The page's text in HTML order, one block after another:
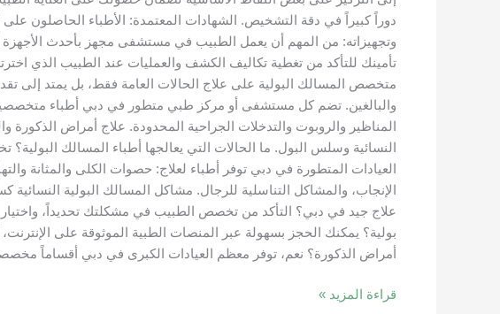
دوراً كبيراً في دقة التشخيص. الشهادات المعتمدة: الأطباء الحاصلون
وتجهيزاته: من المهم أن يعمل الطبيب في مستشفى مجهز بأحدث الأجهزة
تأمينك للتأكد من تغطية تكاليف الكشف والعمليات عند الطبيب الذي
متخصص المسالك البولية على علاج الحالات العامة فقط، بل يمتد إلى
والبالغين. تضم كل مستشفى أو مركز طبي متطور في دبي أطباء متخصصين
المناظير والروبوت والتدخلات الجراحية المحدودة. علاج أمراض الذكورة
النسائية وسلس البول. ما الحالات التي يعالجها أطباء المسالك
العيادات المتطورة في دبي توفر أطباء لعلاج: حصوات الكلى والمثانة
علاج جيد في دبي؟ التأكد من تخصص الطبيب في مشكلتك تحديداً،
بولية؟ يمكنك الحجز بسهولة عبر المنصات الطبية الموثوقة على
أمراض الذكورة؟ نعم، توفر معظم العيادات الكبرى في دبي أقساماً
للعلاج
قراءة المزيد »